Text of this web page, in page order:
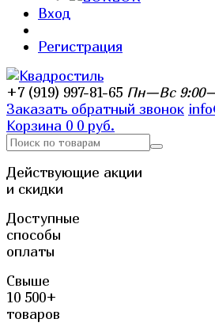
Вход
Регистрация
+7 (919) 997-81-65 Пн—Вс
Заказать обратный звонок
Корзина 0 0 руб.
Действующие акции
и скидки
Доступные
способы
оплаты
Свыше
10 500+
товаров